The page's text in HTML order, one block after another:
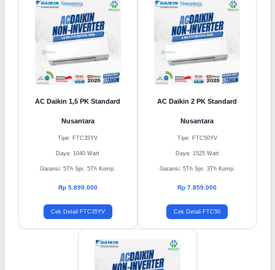
AC Daikin 1,5 PK Standard
Nusantara
Tipe: FTC35YV
Daya: 1040 Watt
Garansi: 5Th Spr. 5Th Komp.
Rp 5.899.000
Cek Detail FTC35YV
AC Daikin 2 PK Standard
Nusantara
Tipe: FTC50YV
Daya: 1525 Watt
Garansi: 5Th Spr. 3Th Komp.
Rp 7.859.000
Cek Detail FTC50